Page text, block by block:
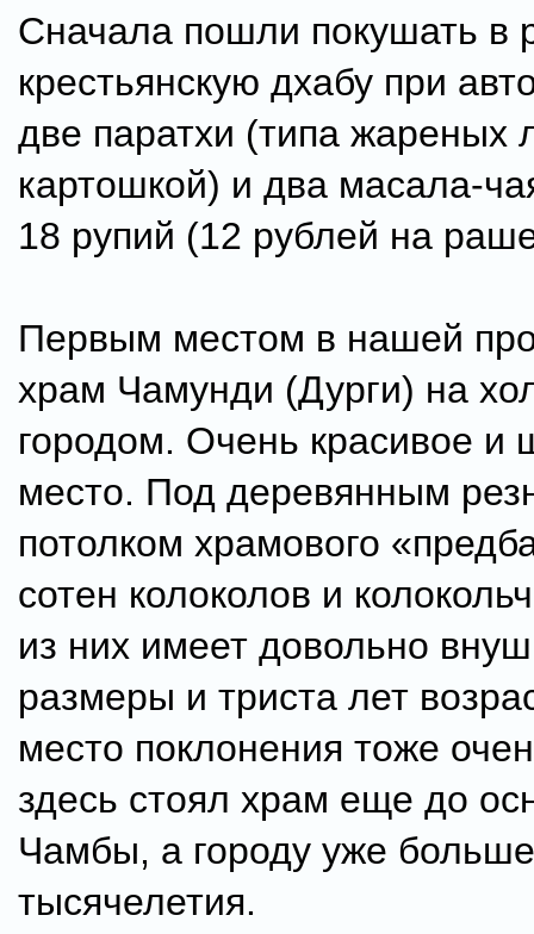
Сначала пошли покушать в
крестьянскую дхабу при
две паратхи (типа жареных
картошкой) и два масала-
18 рупий (12 рублей на
Первым местом в нашей
храм Чамунди (Дурги) на
городом. Очень красивое и
место. Под деревянным
потолком храмового
сотен колоколов и
из них имеет довольно
размеры и триста лет
место поклонения тоже
здесь стоял храм еще до
Чамбы, а городу уже больше
тысячелетия.